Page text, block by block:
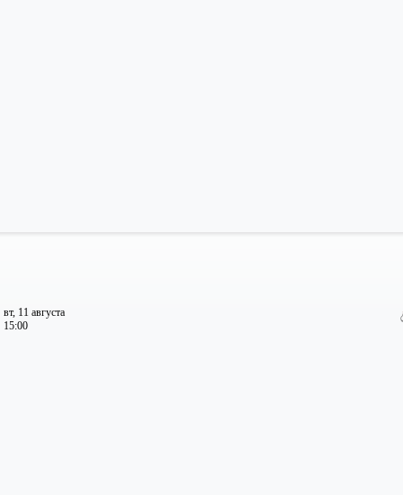
вт, 11 августа
15:00